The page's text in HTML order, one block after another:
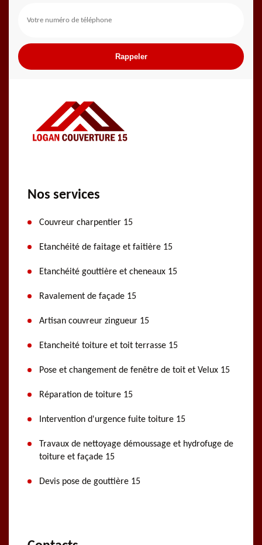
Nos services
Couvreur charpentier 15
Etanchéité de faitage et faitière 15
Etanchéité gouttière et cheneaux 15
Ravalement de façade 15
Artisan couvreur zingueur 15
Etancheité toiture et toit terrasse 15
Pose et changement de fenêtre de toit et Velux 15
Réparation de toiture 15
Intervention d'urgence fuite toiture 15
Travaux de nettoyage démoussage et hydrofuge de
toiture et façade 15
Devis pose de gouttière 15